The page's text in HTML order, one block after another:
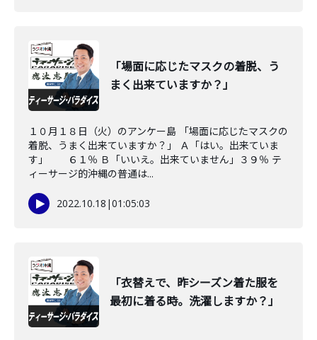
「場面に応じたマスクの着脱、う
まく出来ていますか？」
１０月１８日（火）のアンケー島 「場面に応じたマスクの
着脱、うまく出来ていますか？」 Ａ「はい。出来ていま
す」 ６１％ Ｂ「いいえ。出来ていません」３９％ テ
ィーサージ的沖縄の普通は...
2022.10.18 |01:05:03
「衣替えで、昨シーズン着た服を
最初に着る時。洗濯しますか？」